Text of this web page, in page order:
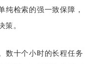
纯检索的强一致保障，
策。
数十个小时的长程任务